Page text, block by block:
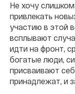
Не хочу слишком
привлекать
участию в этой
всплывают
идти на фронт,
богатые люди,
присваивают
принадлежат, и